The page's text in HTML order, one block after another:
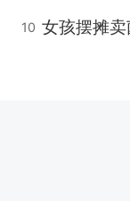
10